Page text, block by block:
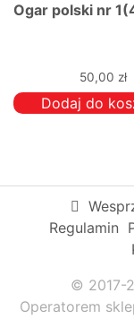
Ogar polski nr
50,00 zł
Dodaj do
Regulamin
© 2017-
Operatorem